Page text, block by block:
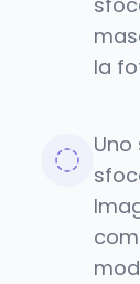
la